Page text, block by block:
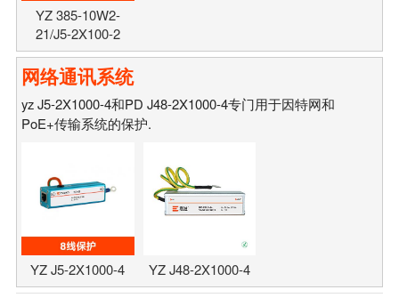
YZ 385-10W2-
21/J5-2X100-2
网络通讯系统
yz J5-2X1000-4和PD J48-2X1000-4专门用于因特网和
PoE+传输系统的保护.
YZ J5-2X1000-4 YZ J48-2X1000-4